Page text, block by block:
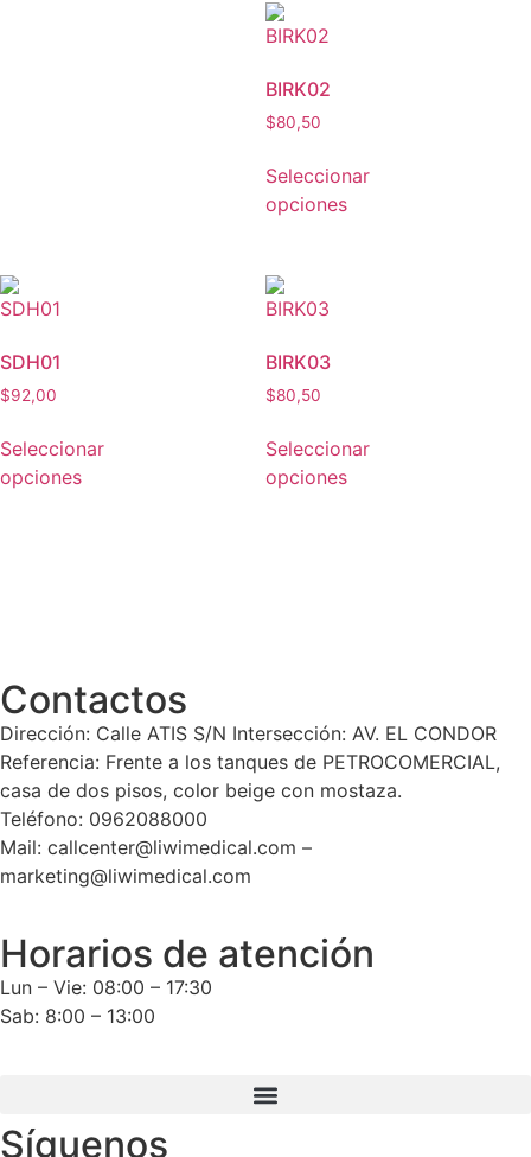
BIRK02
$80,50
Seleccionar
opciones
SDH01
$92,00
Seleccionar
opciones
BIRK03
$80,50
Seleccionar
opciones
Contactos
Dirección: Calle ATIS S/N Intersección: AV. EL CONDOR
Referencia: Frente a los tanques de PETROCOMERCIAL,
casa de dos pisos, color beige con mostaza.
Teléfono: 0962088000
Mail: callcenter@liwimedical.com –
marketing@liwimedical.com
Horarios de atención
Lun – Vie: 08:00 – 17:30
Sab: 8:00 – 13:00
Síguenos